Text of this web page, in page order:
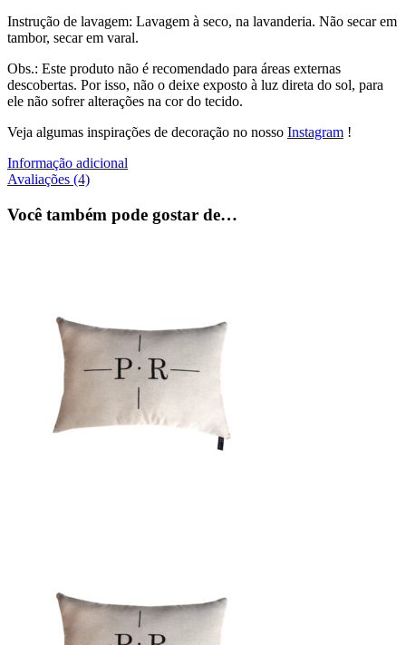
Instrução de lavagem: Lavagem à seco, na lavanderia. Não secar em
tambor, secar em varal.
Obs.: Este produto não é recomendado para áreas externas
descobertas. Por isso, não o deixe exposto à luz direta do sol, para
ele não sofrer alterações na cor do tecido.
Veja algumas inspirações de decoração no nosso Instagram !
Informação adicional
Avaliações (4)
Você também pode gostar de…